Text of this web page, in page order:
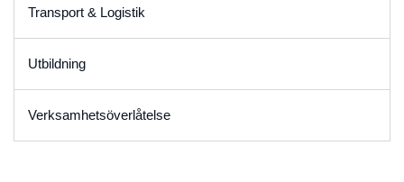
Transport & Logistik
Utbildning
Verksamhetsöverlåtelse